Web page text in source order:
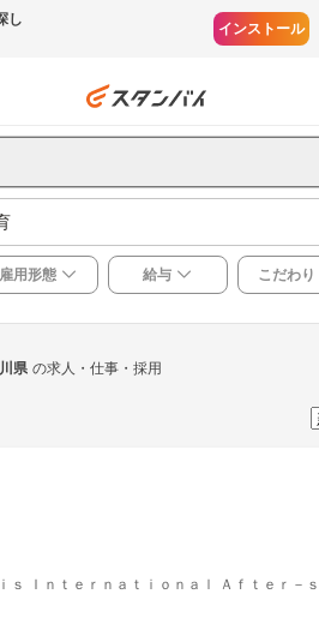
し
インストール
雇用形態 給与 こだわり
県 の求人・仕事・採用
ｓ Ｉｎｔｅｒｎａｔｉｏｎａｌ Ａｆｔｅｒ－